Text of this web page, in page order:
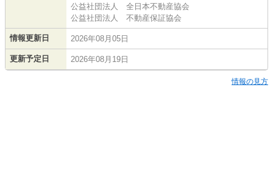
公益社団法人 全日本不動産協会
公益社団法人 不動産保証協会
情報更新日 2026年08月05日
更新予定日 2026年08月19日
情報の見方